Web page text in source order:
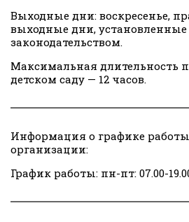
Выходные дни: воскресенье,
выходные дни,
законодательством.
Максимальная длительность
детском саду — 12 часов.
Информация о графике работы
организации:
График работы: пн-пт: 07.00-